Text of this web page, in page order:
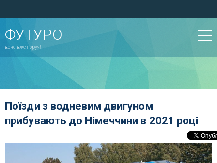
ФУТУРО
воно вже поруч!
Поїзди з водневим двигуном
прибувають до Німеччини в 2021 році